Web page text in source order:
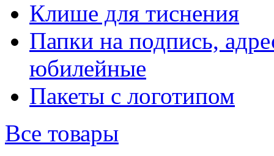
Клише для тиснения
Папки на подпись,
юбилейные
Пакеты с логотипом
Все товары